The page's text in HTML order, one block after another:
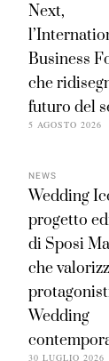
Next,
Business
che
futuro del
5 AGOSTO 2026
NEWS
Wedding
progetto
di Sposi
che
Wedding
30 LUGLIO 2026